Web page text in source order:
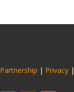
Partnership | Privacy |